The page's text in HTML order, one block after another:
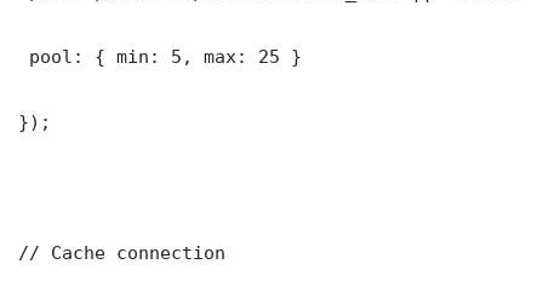
pool: { min: 5, max: 25 }
});
// Cache connection